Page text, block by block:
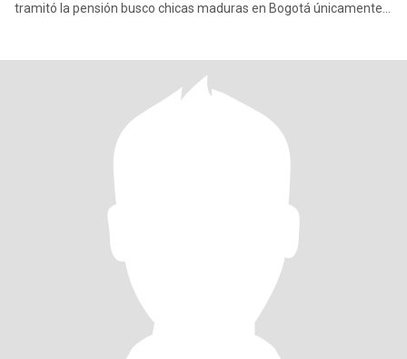
tramitó la pensión busco chicas maduras en Bogotá únicamente